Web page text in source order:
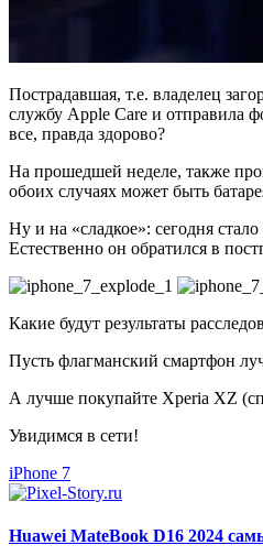
Пострадавшая, т.е. владелец
службу Apple Care и отправила
все, правда здорово?
На прошедшей неделе, также
обоих случаях может быть
Ну и на «сладкое»: сегодня
Естественно он обратился в
Какие будут результаты
Пусть флагманский смартфон
А лучше покупайте Xperia XZ
Увидимся в сети!
iPhone 7
Huawei MateBook D16 2024